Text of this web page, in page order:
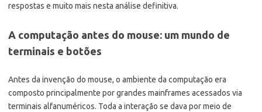
respostas e muito mais nesta análise definitiva.
A computação antes do mouse: um mundo de
terminais e botões
Antes da invenção do mouse, o ambiente da computação era
composto principalmente por grandes mainframes acessados via
terminais alfanuméricos. Toda a interação se dava por meio de